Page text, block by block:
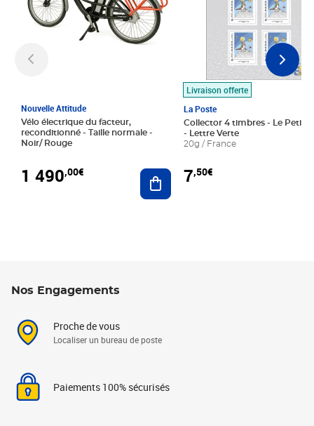
Nouvelle Attitude
Vélo électrique du facteur,
reconditionné - Taille normale -
Noir/ Rouge
1 490,00€ Ajouter au panier
Livraison offerte
La Poste
Collector 4 timbres - Le Petit
- Lettre Verte
20g / France
7,50€
Nos Engagements
Proche de vous
Localiser un bureau de poste
Paiements 100% sécurisés